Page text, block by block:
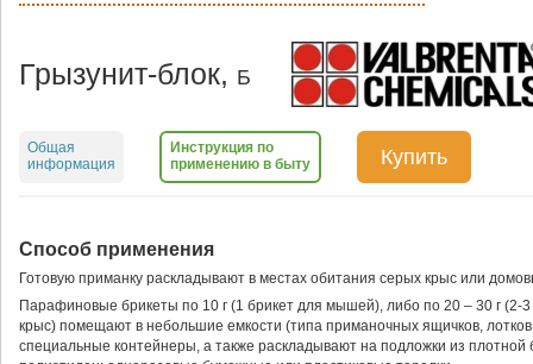
Грызунит-блок, Б
Общая
информация
Инструкция по
применению в быту
Купить
Способ применения
Готовую приманку раскладывают в местах обитания серых крыс или
Парафиновые брикеты по 10 г (1 брикет для мышей), либо по 20 – 30 г (2-3
крыс) помещают в небольшие емкости (типа приманочных ящичков,
специальные контейнеры, а также раскладывают на подложки из плотной